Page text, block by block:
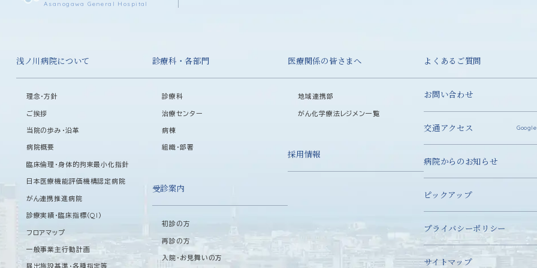
Asanogawa General Hospital
浅ノ川病院について
理念・方針
ご挨拶
当院の歩み・沿革
病院概要
臨床倫理・身体的拘束最小化指針
日本医療機能評価機構認定病院
がん連携推進病院
診療実績・臨床指標（QI）
フロアマップ
一般事業主行動計画
診療科・各部門
診療科
治療センター
病棟
組織・部署
受診案内
初診の方
再診の方
入院・お見舞いの方
医療関係の皆さまへ
地域連携部
がん化学療法レジメン一覧
採用情報
よくあるご質問
お問い合わせ
交通アクセス
病院からのお知らせ
ピックアップ
プライバシーポリシー
サイトマップ